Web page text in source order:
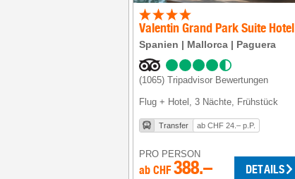
Valentin Grand Park Suite Hotel
Spanien Mallorca Paguera
(1065) Tripadvisor Bewertungen
Flug + Hotel 3 Nächte , Frühstück
Transfer ab CHF 24.– p.P.
PRO PERSON
ab CHF 388.– DETAILS